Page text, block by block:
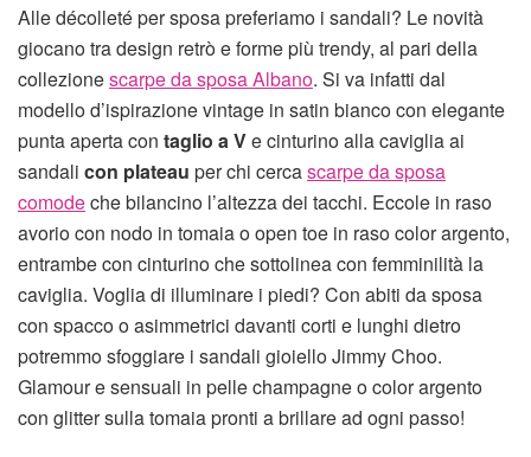
Alle décolleté per sposa preferiamo i sandali? Le novità
giocano tra design retrò e forme più trendy, al pari della
collezionescarpe da sposa Albano. Si va infatti dal
modello d’ispirazione vintage in satin bianco con elegante
punta aperta con taglio a Ve cinturino alla caviglia ai
sandali con plateau per chi cercascarpe da sposa
comodeche bilancino l’altezza dei tacchi. Eccole in raso
avorio con nodo in tomaia o open toe in raso color argento,
entrambe con cinturino che sottolinea con femminilità la
caviglia. Voglia di illuminare i piedi? Con abiti da sposa
con spacco o asimmetrici davanti corti e lunghi dietro
potremmo sfoggiare i sandali gioiello Jimmy Choo.
Glamour e sensuali in pelle champagne o color argento
con glitter sulla tomaia pronti a brillare ad ogni passo!